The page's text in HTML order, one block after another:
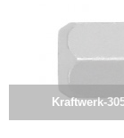
Kraftwerk-